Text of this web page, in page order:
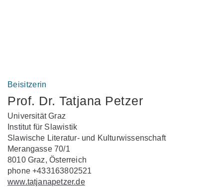
Beisitzerin
Prof. Dr. Tatjana Petzer
Universität Graz
Institut für Slawistik
Slawische Literatur- und Kulturwissenschaft
Merangasse 70/1
8010 Graz, Österreich
phone +433163802521
www.tatjanapetzer.de